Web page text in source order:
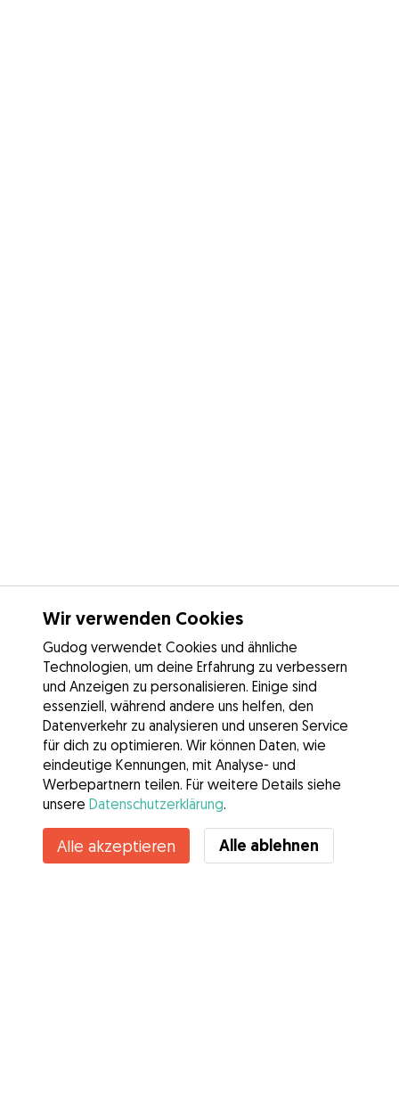
Wir verwenden Cookies
Gudog verwendet Cookies und ähnliche
Technologien, um deine Erfahrung zu verbessern
und Anzeigen zu personalisieren. Einige sind
essenziell, während andere uns helfen, den
Datenverkehr zu analysieren und unseren Service
für dich zu optimieren. Wir können Daten, wie
eindeutige Kennungen, mit Analyse- und
Werbepartnern teilen. Für weitere Details siehe
unsere Datenschutzerklärung.
Alle akzeptieren Alle ablehnen